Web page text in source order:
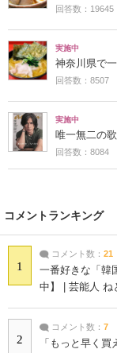
回答数：19645
実施中
神奈川県で
回答数：8507
実施中
唯一無二の
回答数：8084
コメントランキング
1
コメント数： 21
一番好きな「韓
中】 | 芸能人 ね
2
コメント数： 7
「もっと早く